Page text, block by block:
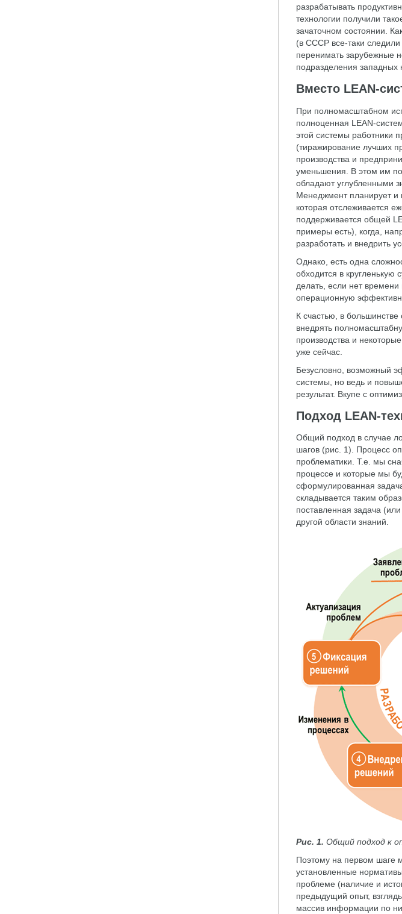
разрабатывать
технологии получили
зачаточном состоянии.
(в СССР все-таки следили
перенимать зарубежные
подразделения западных
Вместо LEAN-
При полномасштабном
полноценная LEAN-
этой системы работники
(тиражирование лучших
производства и
уменьшения. В этом им
обладают углубленными
Менеджмент планирует и
которая отслеживается
поддерживается общей
примеры есть), когда,
разработать и внедрить
Однако, есть одна
обходится в кругленькую
делать, если нет
операционную
К счастью, в
внедрять
производства и
уже сейчас.
Безусловно, возможный
системы, но ведь и
результат. Вкупе с
Подход LEAN-
Общий подход в случае
шагов (рис. 1). Процесс
проблематики. Т.е. мы
процессе и которые мы
сформулированная
складывается таким
поставленная задача
другой области знаний.
Рис. 1. Общий подход к
Поэтому на первом шаге
установленные
проблеме (наличие и
предыдущий опыт,
массив информации по